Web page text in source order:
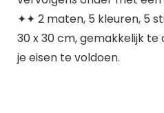
✦✦ 2 maten, 5 kleuren, 5
30 x 30 cm, gemakkelijk
je eisen te voldoen.